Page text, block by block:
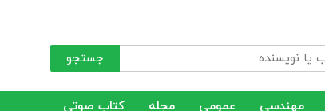
جستجو
مهندسی عمومی مجله کتاب صوتی